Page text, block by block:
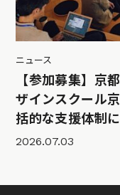
ニュース
【参加募集】京
ザインスクール
括的な支援体制
2026.07.03